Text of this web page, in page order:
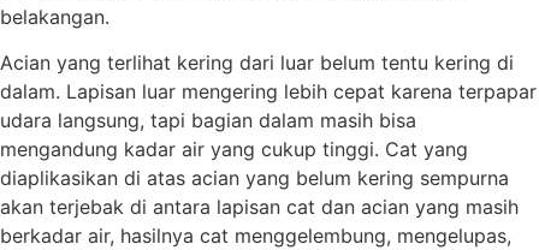
belakangan.
Acian yang terlihat kering dari luar belum tentu kering di
dalam. Lapisan luar mengering lebih cepat karena terpapar
udara langsung, tapi bagian dalam masih bisa
mengandung kadar air yang cukup tinggi. Cat yang
diaplikasikan di atas acian yang belum kering sempurna
akan terjebak di antara lapisan cat dan acian yang masih
berkadar air, hasilnya cat menggelembung, mengelupas,